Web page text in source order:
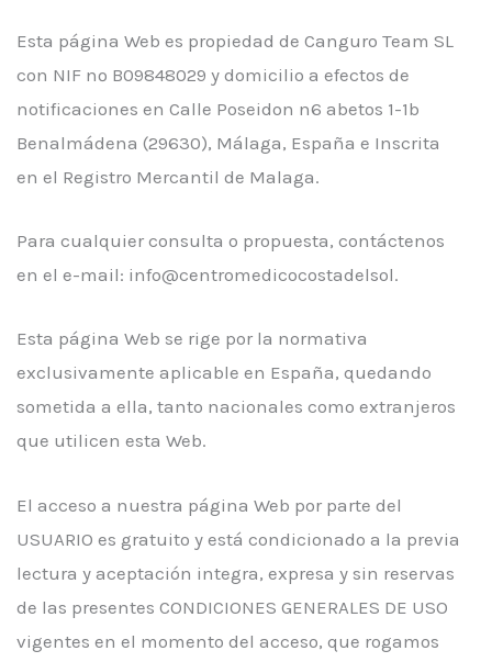
Esta página Web es propiedad de Canguro Team SL
con NIF nº B09848029 y domicilio a efectos de
notificaciones en Calle Poseidon n6 abetos 1-1b
Benalmádena (29630), Málaga, España e Inscrita
en el Registro Mercantil de Malaga.
Para cualquier consulta o propuesta, contáctenos
en el e-mail: info@centromedicocostadelsol.
Esta página Web se rige por la normativa
exclusivamente aplicable en España, quedando
sometida a ella, tanto nacionales como extranjeros
que utilicen esta Web.
El acceso a nuestra página Web por parte del
USUARIO es gratuito y está condicionado a la previa
lectura y aceptación integra, expresa y sin reservas
de las presentes CONDICIONES GENERALES DE USO
vigentes en el momento del acceso, que rogamos